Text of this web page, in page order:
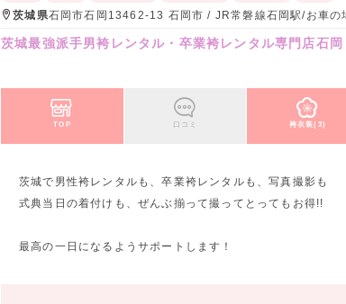
茨城県石岡市石岡13462-13 石岡市 / JR常磐線石岡駅/お車の
茨城最強派手男袴レンタル・卒業袴レンタル専門店石岡
TOP 口コミ 袴衣装(3)
茨城で男性袴レンタルも、卒業袴レンタルも、写真撮影も
式典当日の着付けも、ぜんぶ揃って撮ってとってもお得!!
最高の一日になるようサポートします！